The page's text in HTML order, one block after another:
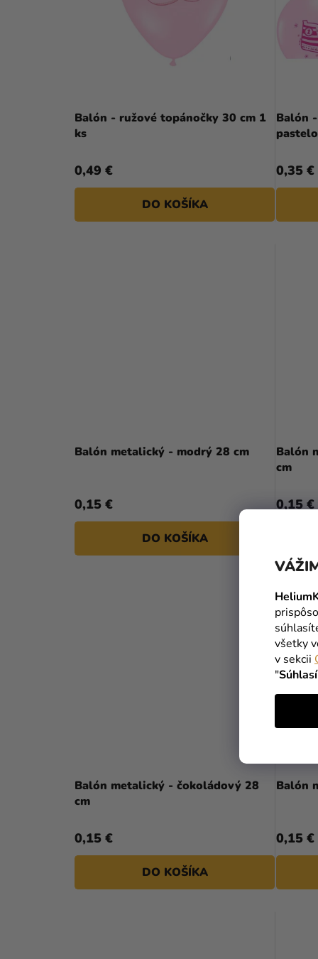
všetky
v sekcii
"
D
U
K
T
O
Balón - ružové topánočky 30 cm 1
ks
0,49 €
DO KOŠÍKA
Balón
0,35 €
Balón metalický - modrý 28 cm
0,15 €
DO KOŠÍKA
Balón
cm
0,15 €
Balón metalický - čokoládový 28
cm
0,15 €
DO KOŠÍKA
Balón
0,15 €